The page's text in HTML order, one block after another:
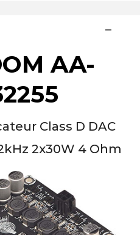
AA-
Class D DAC
2x30W 4 Ohm